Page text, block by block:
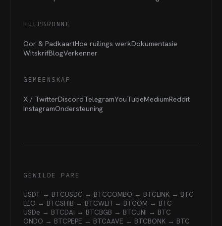
HULPBRONNE
Oor & PadkaartHoe ruilings werkDokumentasie
WitskrifBlogVerkenner
GEMEENSKAP
X / TwitterDiscordTelegramYouTubeMediumReddit
InstagramOndersteuning
GEWILDE PARE
USDT → BTCUSDC → BTCCOMBO → BTCLINK → BTC
LEO → BTCSHIB → BTCWLFI → BTCOM → BTC
USDe → BTCDAI → BTCBGB → BTCUNI → BTC
ONDO → BTCPEPE → BTCAAVE → BTCBONK → BTC